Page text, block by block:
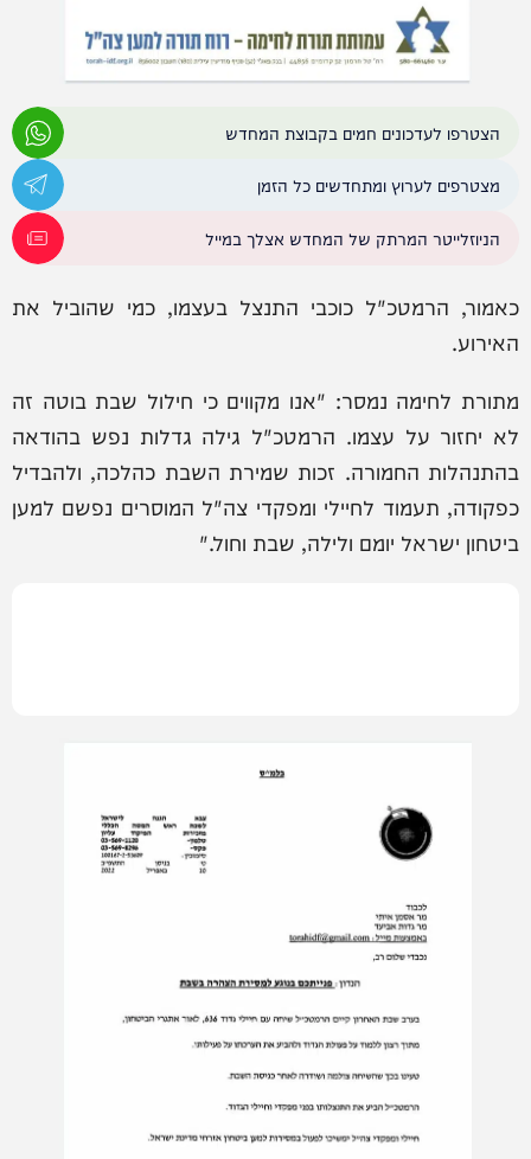
הצטרפו לעדכונים חמים בקבוצת המחדש
מצטרפים לערוץ ומתחדשים כל הזמן
הניוזלייטר המרתק של המחדש אצלך במייל
כאמור, הרמטכ"ל כוכבי התנצל בעצמו, כמי שהוביל את
האירוע.
מתורת לחימה נמסר: "אנו מקווים כי חילול שבת בוטה זה
לא יחזור על עצמו. הרמטכ"ל גילה גדלות נפש בהודאה
בהתנהלות החמורה. זכות שמירת השבת כהלכה, ולהבדיל
כפקודה, תעמוד לחיילי ומפקדי צה"ל המוסרים נפשם למען
ביטחון ישראל יומם ולילה, שבת וחול."